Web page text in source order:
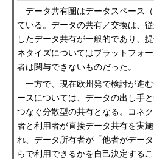
データ共有圏はデータスペース
ている。データの共有／交換は、
したデータ共有が一般的であり、
ネタイズについてはプラットフォ
者は関与できないものだった。
一方で、現在欧州発で検討が進
ースについては、データの出し手
つなぐ分散型の共有となる。コネ
者と利用者が直接データ共有を実
れ、データ所有者が「他者がデー
らで利用できるかを自己決定する